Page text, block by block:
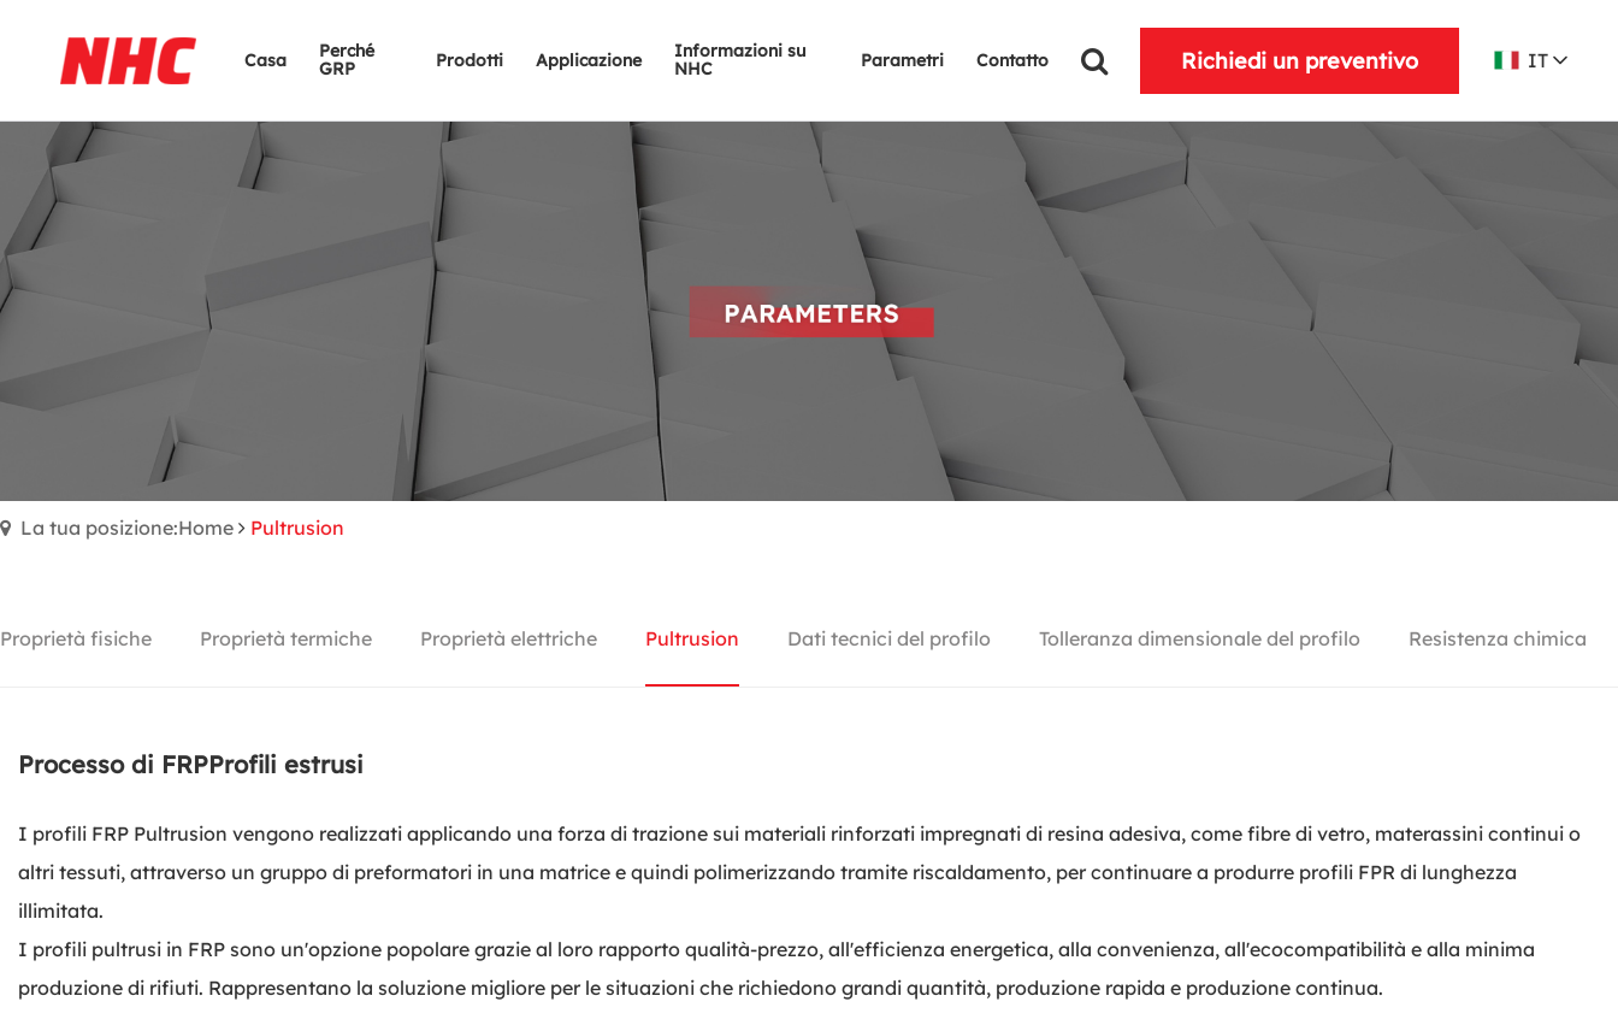
Casa
Perché
GRP
Prodotti Applicazione
Informazioni su
NHC
Parametri Contatto Richiedi un preventivo IT
La tua posizione:Home Pultrusion
Proprietà fisiche Proprietà termiche Proprietà elettriche Pultrusion Dati tecnici del profilo Tolleranza dimensionale del profilo Resistenza chimica
Processo di FRPProfili estrusi
I profili FRP Pultrusion vengono realizzati applicando una forza di trazione sui materiali rinforzati impregnati di resina adesiva, come fibre di vetro, materassini continui o
altri tessuti, attraverso un gruppo di preformatori in una matrice e quindi polimerizzando tramite riscaldamento, per continuare a produrre profili FPR di lunghezza
illimitata.
I profili pultrusi in FRP sono un'opzione popolare grazie al loro rapporto qualità-prezzo, all'efficienza energetica, alla convenienza, all'ecocompatibilità e alla minima
produzione di rifiuti. Rappresentano la soluzione migliore per le situazioni che richiedono grandi quantità, produzione rapida e produzione continua.